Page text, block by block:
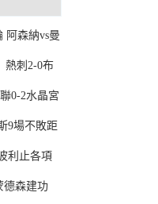
阿森納vs曼
刺2-0布
0-2水晶宮
響
9場不敗距
利止各項
德森建功